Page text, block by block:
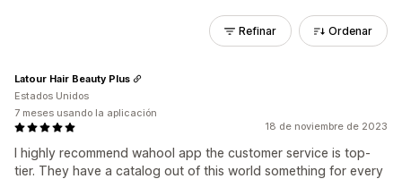
Refinar Ordenar
18 de noviembre de 2023
I highly recommend wahool app the customer service is top-
tier. They have a catalog out of this world something for every
Latour Hair Beauty Plus
Estados Unidos
7 meses usando la aplicación